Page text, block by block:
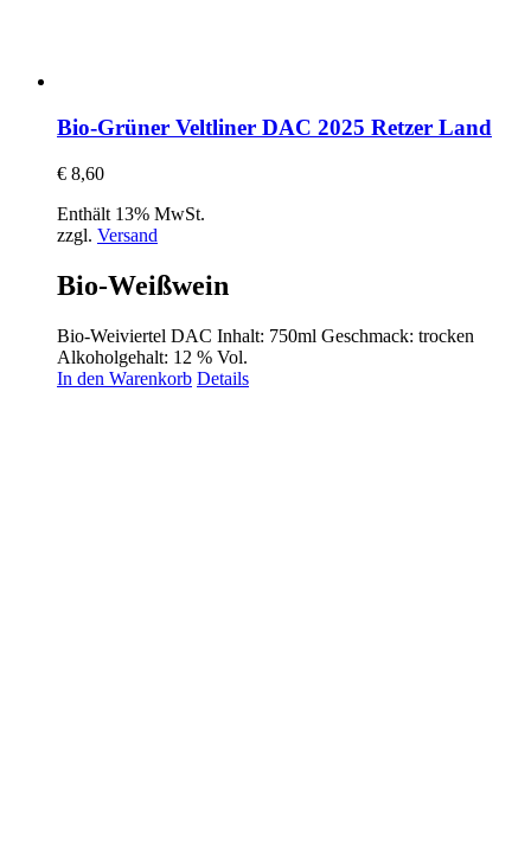
Bio-Grüner Veltliner DAC 2025 Retzer Land
€ 8,60
Enthält 13% MwSt.
zzgl. Versand
Bio-Weißwein
Bio-Weiviertel DAC Inhalt: 750ml Geschmack: trocken
Alkoholgehalt: 12 % Vol.
In den Warenkorb Details